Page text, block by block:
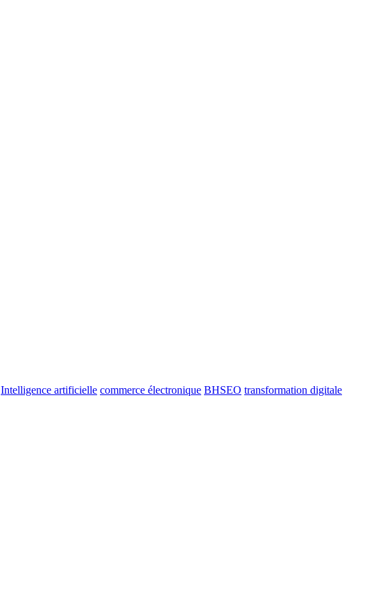
Intelligence artificielle commerce électronique BHSEO transformation digitale